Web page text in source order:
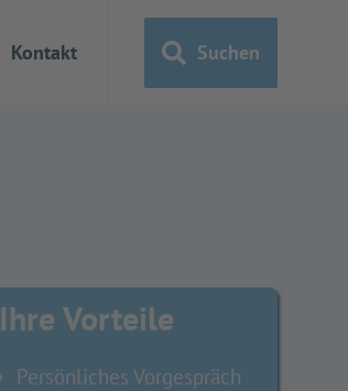
Kontakt Suchen
Ihre Vorteile
Persönliches Vorgespräch